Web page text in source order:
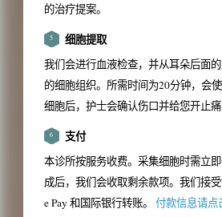
的治疗提案。
5 细胞提取
我们会进行血液检查，并从耳朵后面
的细胞组织。所需时间为20分钟，会
细胞后，护士会确认伤口并给您开止痛
6 支付
本诊所按服务收费。采集细胞时需立
成后，我们会收取剩余款项。我们接
e Pay 和国际银行转账。付款信息请点